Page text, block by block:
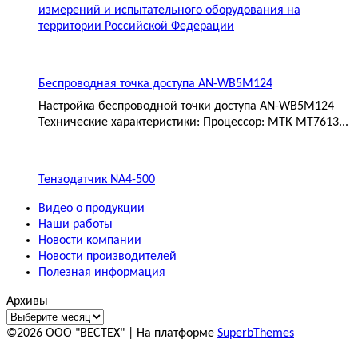
измерений и испытательного оборудования на
территории Российской Федерации
Беспроводная точка доступа AN-WB5M124
Настройка беспроводной точки доступа AN-WB5M124
Технические характеристики: Процессор: МТК MT7613...
Тензодатчик NA4-500
Видео о продукции
Наши работы
Новости компании
Новости производителей
Полезная информация
Архивы
©2026 ООО "ВЕСТЕХ" | На платформе SuperbThemes